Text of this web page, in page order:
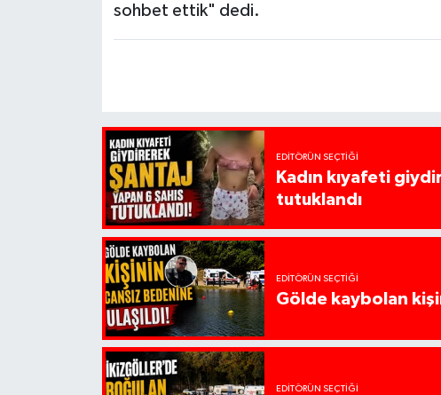
sohbet ettik" dedi.
EDITÖRÜN SEÇTIĞI
Kadın kıyafeti
tutuklandı
EDITÖRÜN SEÇTIĞI
Gölde kaybolan
EDITÖRÜN SEÇTIĞI